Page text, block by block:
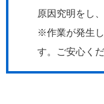
原因究明をし
※作業が発生
す。ご安心くだ